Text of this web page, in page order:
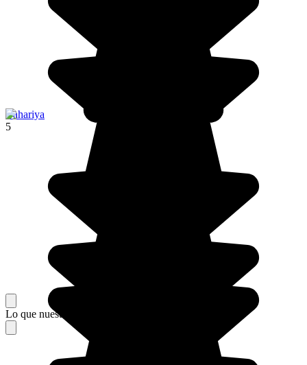
Bahariya
5
Lo que nuestros viajeros piensan de su estancia